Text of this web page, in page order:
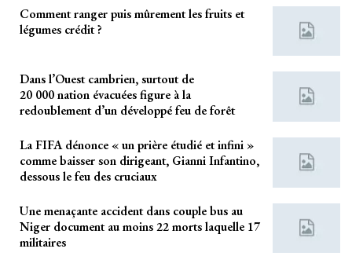
Comment ranger puis mûrement les fruits et
légumes crédit ?
Dans l’Ouest cambrien, surtout de
20 000 nation évacuées figure à la
redoublement d’un développé feu de forêt
La FIFA dénonce « un prière étudié et infini »
comme baisser son dirigeant, Gianni Infantino,
dessous le feu des cruciaux
Une menaçante accident dans couple bus au
Niger document au moins 22 morts laquelle 17
militaires